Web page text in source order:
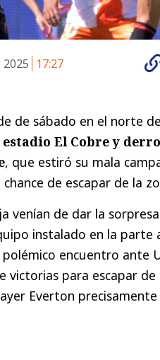
17:27
de sábado en el norte
El Cobre y
, que estiró su mala
de escapar de la
venían de dar la
instalado en la parte
encuentro ante
victorias para escapar de
Everton